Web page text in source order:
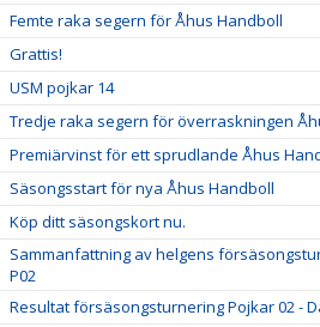
Femte raka segern för Åhus Handboll
Grattis!
USM pojkar 14
Tredje raka segern för överraskningen
Premiärvinst för ett sprudlande Åhus
Säsongsstart för nya Åhus Handboll
Köp ditt säsongskort nu.
Sammanfattning av helgens
P02
Resultat försäsongsturnering Pojkar 02 -